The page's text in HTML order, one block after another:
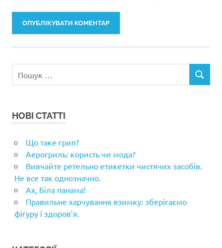
ПОШУК
НОВІ СТАТТІ
Що таке грип?
Аерогриль: користь чи мода?
Вивчайте ретельно етикетки чистячих засобів.
Не все так однозначно.
Ах, Біла панама!
Правильне харчування взимку: зберігаємо
фігуру і здоров’я.